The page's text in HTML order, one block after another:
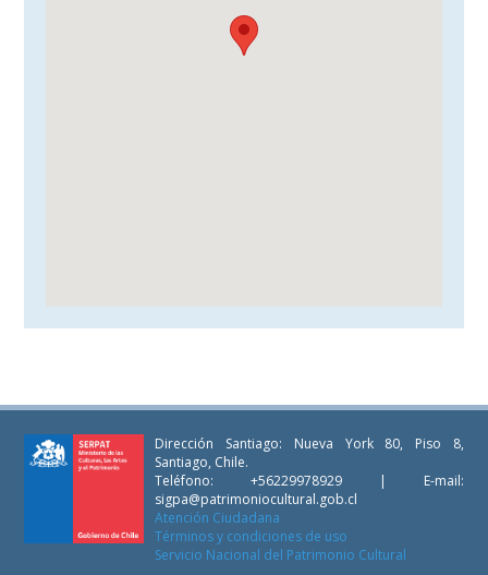
Dirección Santiago: Nueva York 80, Piso 8,
Santiago, Chile.
Teléfono: +56229978929 | E-mail:
sigpa@patrimoniocultural.gob.cl
Atención Ciudadana
Términos y condiciones de uso
Servicio Nacional del Patrimonio Cultural